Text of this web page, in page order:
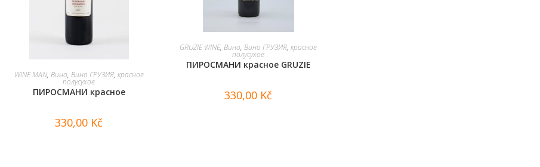
В КОРЗИНУ
WINE MAN, Вино, Вино ГРУЗИЯ, красное
полусухое
ПИРОСМАНИ красное
330,00 Kč
В КОРЗИНУ
GRUZIE WINE,Вино,Вино ГРУЗИЯ,красное
полусухое
ПИРОСМАНИ красное GRUZIE
330,00 Kč